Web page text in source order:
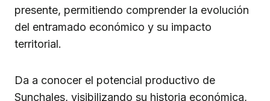
presente, permitiendo comprender la evolución
del entramado económico y su impacto
territorial.
Da a conocer el potencial productivo de
Sunchales, visibilizando su historia económica,